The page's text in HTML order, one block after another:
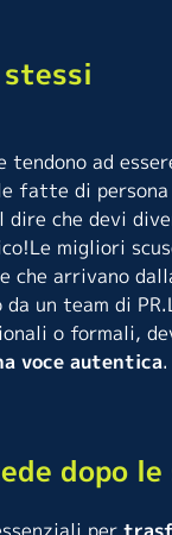
stessi
tendono ad
fatte di persona
dire che devi
Le migliori
che arrivano
da un team di
o formali,
voce autentica.
dopo le